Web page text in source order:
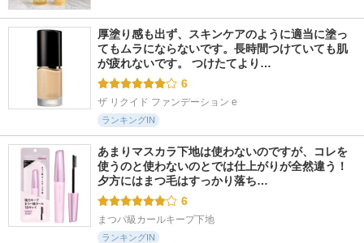
厚塗り感も出ず、スキンケアのように適当に塗っ
てもムラにならないです。長時間つけていても肌
が疲れないです。 つけたてより…
6
ザ リクイド ファンデーション e
ランキングIN
あまりマスカラ下地は使わないのですが、コレを
使うのと使わないのとでは仕上がりが全然違う！
夕方にはまつ毛はすっかり落ち…
6
まつパ級カールキープ下地
ランキングIN